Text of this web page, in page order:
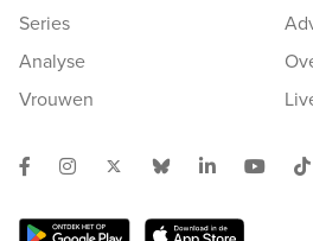
Series
Analyse
Vrouwen